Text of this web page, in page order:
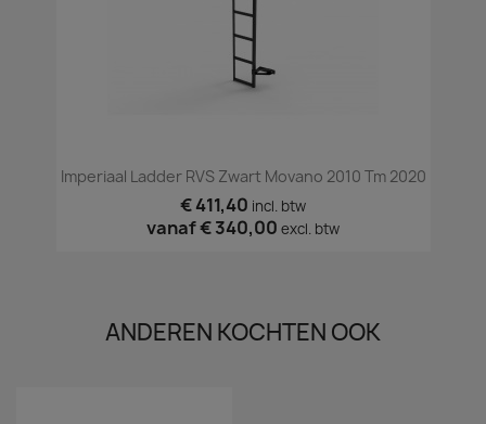
Imperiaal Ladder RVS Zwart Movano 2010 Tm 2020
€ 411,40 incl. btw
vanaf€ 340,00 excl. btw
ANDEREN KOCHTEN OOK